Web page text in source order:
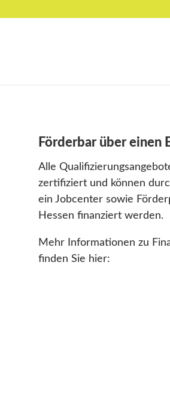
Förderbar über einen
Alle
zertifiziert und können
ein Jobcenter sowie
Hessen finanziert werden.
Mehr Informationen zu
finden Sie hier: